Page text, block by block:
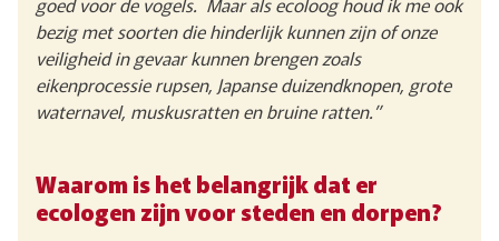
bezig met soorten die hinderlijk kunnen zijn of onze
veiligheid in gevaar kunnen brengen zoals
eikenprocessie rupsen, Japanse duizendknopen, grote
waternavel, muskusratten en bruine ratten.”
Waarom is het belangrijk dat er
ecologen zijn voor steden en dorpen?